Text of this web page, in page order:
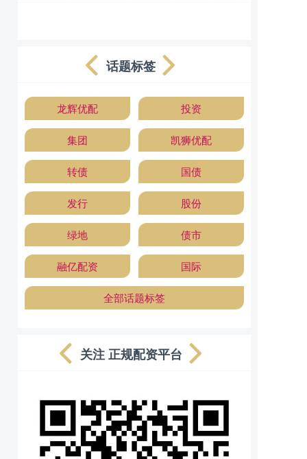
话题标签
龙辉优配 投资
集团 凯狮优配
转债 国债
发行 股份
绿地 债市
融亿配资 国际
全部话题标签
关注 正规配资平台